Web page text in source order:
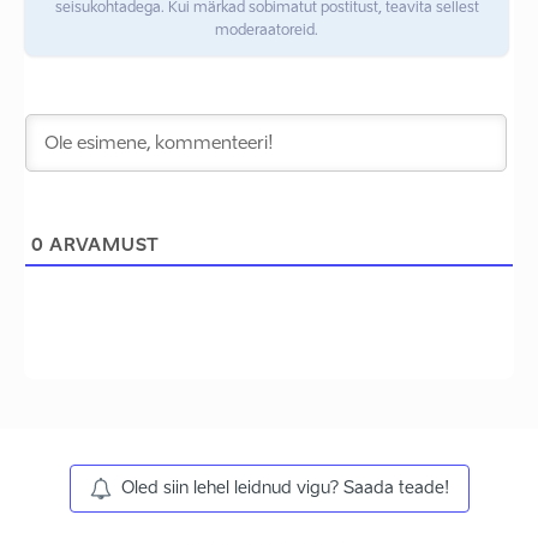
seisukohtadega. Kui märkad sobimatut postitust, teavita sellest
moderaatoreid.
0 ARVAMUST
Oled siin lehel leidnud vigu? Saada teade!